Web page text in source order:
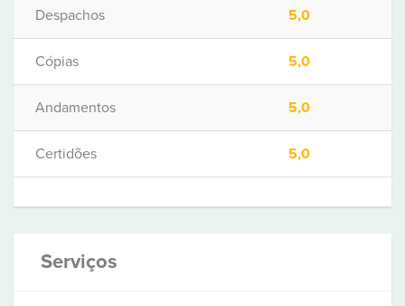
Despachos 5,0
Cópias 5,0
Andamentos 5,0
Certidões 5,0
Serviços